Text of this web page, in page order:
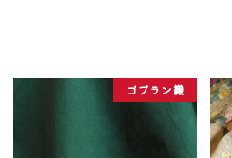
ゴブラン織